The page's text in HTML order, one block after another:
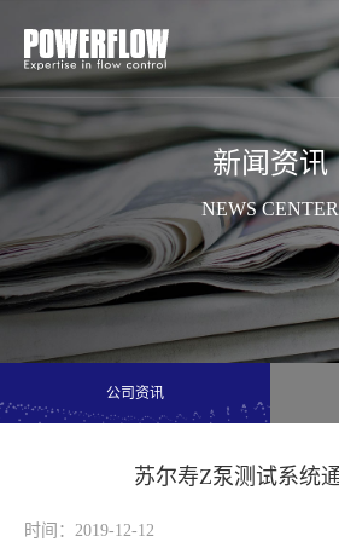
新闻资讯
NEWS CENTER
公司资讯
苏尔寿Z泵测试系统
时间：2019-12-12